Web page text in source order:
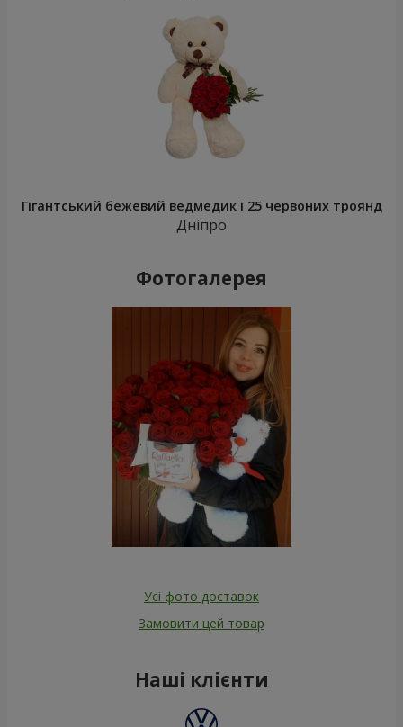
Гігантський бежевий ведмедик і 25 червоних троянд
Дніпро
Фотогалерея
Усі фото доставок
Замовити цей товар
Наші клієнти